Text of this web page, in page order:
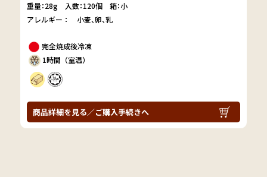
重量：28g
入数：120個 箱：小
アレルギー：
小麦 卵 乳
完全焼成後冷凍
1時間（室温）
商品詳細を見る／ご購入手続きへ